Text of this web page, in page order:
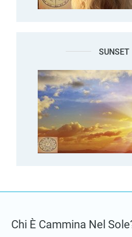
SUNSET
Chi È Cammina Nel